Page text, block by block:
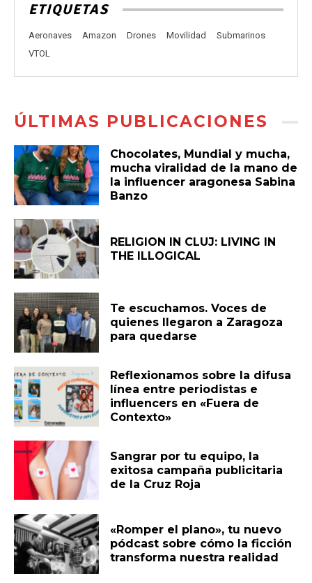
ETIQUETAS
Aeronaves Amazon Drones Movilidad
Submarinos
VTOL
ÚLTIMAS PUBLICACIONES
Chocolates, Mundial y mucha,
mucha viralidad de la mano de
la influencer aragonesa Sabina
Banzo
RELIGION IN CLUJ: LIVING IN
THE ILLOGICAL
Te escuchamos. Voces de
quienes llegaron a Zaragoza
para quedarse
Reflexionamos sobre la difusa
línea entre periodistas e
influencers en «Fuera de
Contexto»
Sangrar por tu equipo, la
exitosa campaña publicitaria
de la Cruz Roja
«Romper el plano», tu nuevo
pódcast sobre cómo la ficción
transforma nuestra realidad